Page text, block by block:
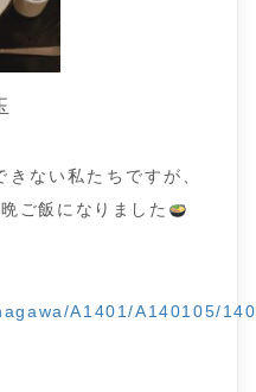
ない私たちですが、
ご飯になりました
A1401/A140105/